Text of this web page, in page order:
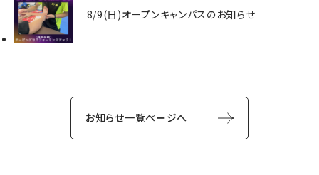
8/9(日)オープンキャンパスのお知らせ
お知らせ一覧ページへ